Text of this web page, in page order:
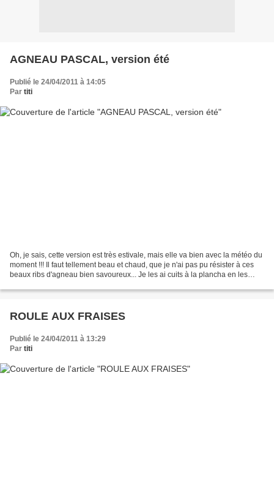
AGNEAU PASCAL, version été
Publié le 24/04/2011 à 14:05
Par titi
Oh, je sais, cette version est très estivale, mais elle va bien avec la météo du
moment !!! Il faut tellement beau et chaud, que je n'ai pas pu résister à ces
beaux ribs d'agneau bien savoureux... Je les ai cuits à la plancha en les
ROULE AUX FRAISES
Publié le 24/04/2011 à 13:29
Par titi